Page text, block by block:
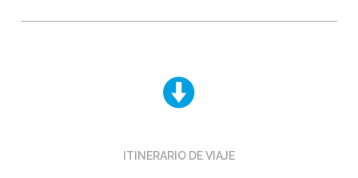
ITINERARIO DE VIAJE